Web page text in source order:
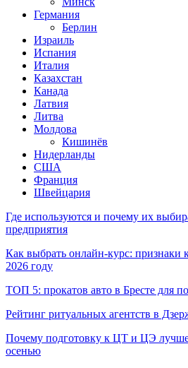
Германия
Берлин
Израиль
Испания
Италия
Казахстан
Канада
Латвия
Литва
Молдова
Кишинёв
Нидерланды
США
Франция
Швейцария
Где используются и почему их
предприятия
Как выбрать онлайн-курс: признаки
2026 году
ТОП 5: прокатов авто в Бресте для
Рейтинг ритуальных агентств в
Почему подготовку к ЦТ и ЦЭ лучше
осенью